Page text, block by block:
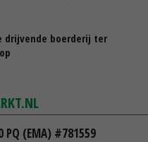
drijvende boerderij ter
PQ (EMA) #781559